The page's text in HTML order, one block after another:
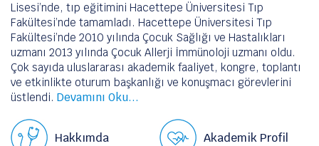
Lisesi’nde, tıp eğitimini Hacettepe Üniversitesi Tıp
Fakültesi’nde tamamladı. Hacettepe Üniversitesi Tıp
Fakültesi’nde 2010 yılında Çocuk Sağlığı ve Hastalıkları
uzmanı 2013 yılında Çocuk Allerji İmmünoloji uzmanı oldu.
Çok sayıda uluslararası akademik faaliyet, kongre, toplantı
ve etkinlikte oturum başkanlığı ve konuşmacı görevlerini
üstlendi. Devamını Oku...
Hakkımda Akademik Profil